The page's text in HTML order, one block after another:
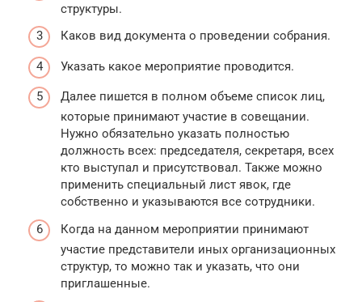
структуры.
Каков вид документа о проведении собрания.
Указать какое мероприятие проводится.
Далее пишется в полном объеме список лиц,
которые принимают участие в совещании.
Нужно обязательно указать полностью
должность всех: председателя, секретаря, всех
кто выступал и присутствовал. Также можно
применить специальный лист явок, где
собственно и указываются все сотрудники.
Когда на данном мероприятии принимают
участие представители иных организационных
структур, то можно так и указать, что они
приглашенные.